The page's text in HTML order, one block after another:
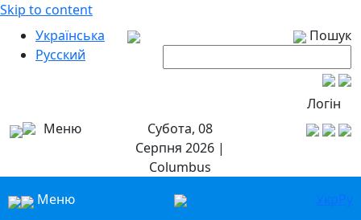
Skip to content
Українська
Русский
Пошук
Логін
Меню
Субота, 08
Серпня 2026 |
Columbus
Меню
УкрРу